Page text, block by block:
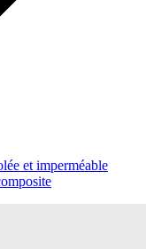
et imperméable